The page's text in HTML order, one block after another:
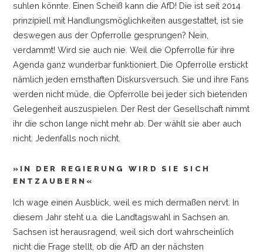
suhlen könnte. Einen Scheiß kann die AfD! Die ist seit 2014
prinzipiell mit Handlungsmöglichkeiten ausgestattet, ist sie
deswegen aus der Opferrolle gesprungen? Nein,
verdammt! Wird sie auch nie. Weil die Opferrolle für ihre
Agenda ganz wunderbar funktioniert. Die Opferrolle erstickt
nämlich jeden ernsthaften Diskursversuch. Sie und ihre Fans
werden nicht müde, die Opferrolle bei jeder sich bietenden
Gelegenheit auszuspielen. Der Rest der Gesellschaft nimmt
ihr die schon lange nicht mehr ab. Der wählt sie aber auch
nicht. Jedenfalls noch nicht.
»IN DER REGIERUNG WIRD SIE SICH
ENTZAUBERN«
Ich wage einen Ausblick, weil es mich dermaßen nervt. In
diesem Jahr steht u.a. die Landtagswahl in Sachsen an.
Sachsen ist herausragend, weil sich dort wahrscheinlich
nicht die Frage stellt, ob die AfD an der nächsten